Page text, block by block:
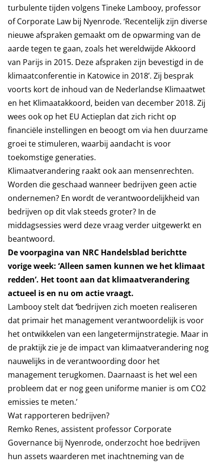
turbulente tijden volgens Tineke Lambooy, professor
of Corporate Law bij Nyenrode. ‘Recentelijk zijn diverse
nieuwe afspraken gemaakt om de opwarming van de
aarde tegen te gaan, zoals het wereldwijde Akkoord
van Parijs in 2015. Deze afspraken zijn bevestigd in de
klimaatconferentie in Katowice in 2018’. Zij besprak
voorts kort de inhoud van de Nederlandse Klimaatwet
en het Klimaatakkoord, beiden van december 2018. Zij
wees ook op het EU Actieplan dat zich richt op
financiële instellingen en beoogt om via hen duurzame
groei te stimuleren, waarbij aandacht is voor
toekomstige generaties.
Klimaatverandering raakt ook aan mensenrechten.
Worden die geschaad wanneer bedrijven geen actie
ondernemen? En wordt de verantwoordelijkheid van
bedrijven op dit vlak steeds groter? In de
middagsessies werd deze vraag verder uitgewerkt en
beantwoord.
De voorpagina van NRC Handelsblad berichtte
vorige week: ‘Alleen samen kunnen we het klimaat
redden’. Het toont aan dat klimaatverandering
actueel is en nu om actie vraagt.
Lambooy stelt dat‘bedrijven zich moeten realiseren
dat primair het management verantwoordelijk is voor
het ontwikkelen van een langetermijnstrategie. Maar in
de praktijk zie je de impact van klimaatverandering nog
nauwelijks in de verantwoording door het
management terugkomen. Daarnaast is het wel een
probleem dat er nog geen uniforme manier is om CO2
emissies te meten.’
Wat rapporteren bedrijven?
Remko Renes, assistent professor Corporate
Governance bij Nyenrode, onderzocht hoe bedrijven
hun assets waarderen met inachtneming van de